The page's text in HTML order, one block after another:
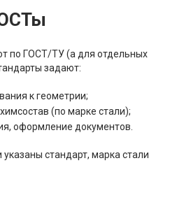
по ГОСТ/ТУ (а для отдельных
задают:
к геометрии;
(по марке стали);
оформление документов.
стандарт, марка стали